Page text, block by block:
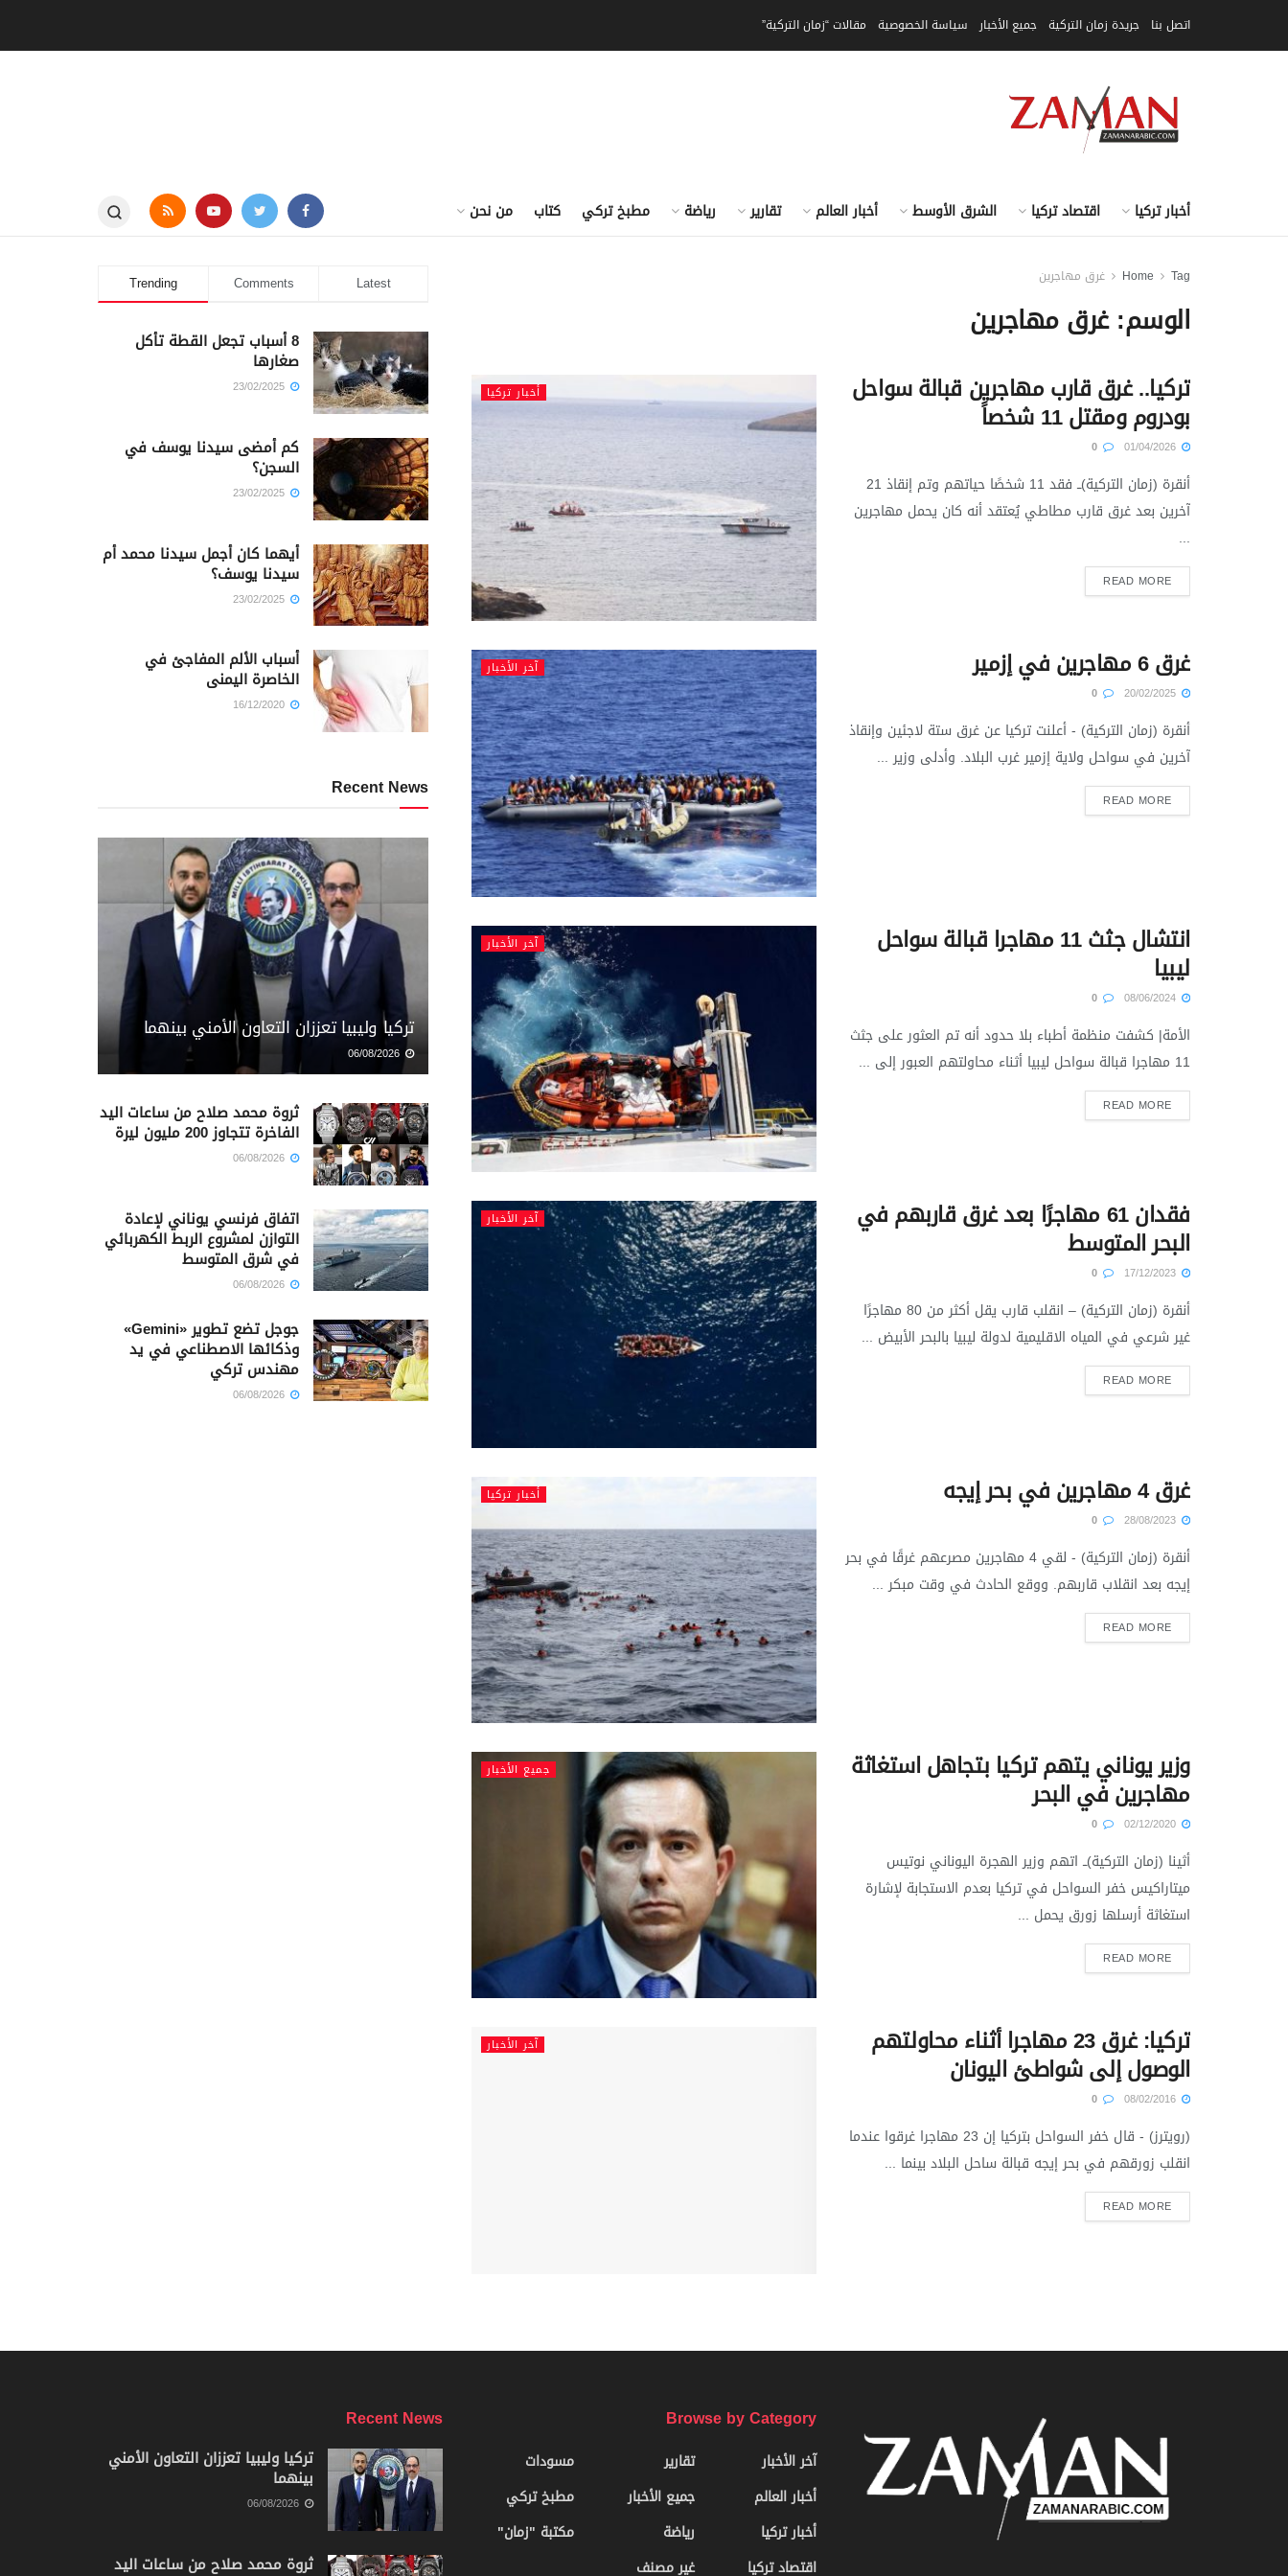
اتصل بنا جريدة زمان التركية جميع الأخبار سياسة الخصوصية مقالات “زمان التركية”
أخبار تركيا اقتصاد تركيا الشرق الأوسط أخبار العالم تقارير رياضة مطبخ تركي كتاب من نحن
Home Tag غرق مهاجرين
الوسم:غرق مهاجرين
أخبار تركيا تركيا.. غرق قارب مهاجرين قبالة سواحل
بودروم ومقتل 11 شخصاً
أنقرة (زمان التركية)ــ فقد 11 شخصًا حياتهم وتم إنقاذ 21
آخرين بعد غرق قارب مطاطي يُعتقد أنه كان يحمل مهاجرين
...
READ MORE
آخر الأخبار غرق 6 مهاجرين في إزمير
أنقرة (زمان التركية) - أعلنت تركيا عن غرق ستة لاجئين وإنقاذ
آخرين في سواحل ولاية إزمير غرب البلاد. وأدلى وزير ...
READ MORE
آخر الأخبار انتشال جثث 11 مهاجرا قبالة سواحل
ليبيا
الأمة| كشفت منظمة أطباء بلا حدود أنه تم العثور على جثث
11 مهاجرا قبالة سواحل ليبيا أثناء محاولتهم العبور إلى ...
READ MORE
آخر الأخبار فقدان 61 مهاجرًا بعد غرق قاربهم في
البحر المتوسط
أنقرة (زمان التركية) – انقلب قارب يقل أكثر من 80 مهاجرًا
غير شرعي في المياه الاقليمية لدولة ليبيا بالبحر الأبيض ...
READ MORE
أخبار تركيا غرق 4 مهاجرين في بحر إيجه
أنقرة (زمان التركية) - لقي 4 مهاجرين مصرعهم غرقًا في بحر
إيجه بعد انقلاب قاربهم. ووقع الحادث في وقت مبكر ...
READ MORE
جميع الأخبار وزير يوناني يتهم تركيا بتجاهل استغاثة
مهاجرين في البحر
أثينا (زمان التركية)ــ اتهم وزير الهجرة اليوناني نوتيس
ميتاراكيس خفر السواحل في تركيا بعدم الاستجابة لإشارة
استغاثة أرسلها زورق يحمل ...
READ MORE
آخر الأخبار تركيا: غرق 23 مهاجرا أثناء محاولتهم
الوصول إلى شواطئ اليونان
(رويترز) - قال خفر السواحل بتركيا إن 23 مهاجرا غرقوا عندما
انقلب زورقهم في بحر إيجه قبالة ساحل البلاد بينما ...
READ MORE
Trending Comments Latest
8 أسباب تجعل القطة تأكل
صغارها
كم أمضى سيدنا يوسف في
السجن؟
أيهما كان أجمل سيدنا محمد أم
سيدنا يوسف؟
أسباب الألم المفاجئ في
الخاصرة اليمنى
Recent News
تركيا وليبيا تعززان التعاون الأمني بينهما
ثروة محمد صلاح من ساعات اليد
الفاخرة تتجاوز 200 مليون ليرة
اتفاق فرنسي يوناني لإعادة
التوازن لمشروع الربط الكهربائي
في شرق المتوسط
جوجل تضع تطوير «Gemini»
وذكائها الاصطناعي في يد
مهندس تركي
Browse by Category
آخر الأخبار
أخبار العالم
أخبار تركيا
اقتصاد تركيا
تقارير
جميع الأخبار
رياضة
غير مصنف
مسودات
مطبخ تركي
مكتبة "زمان"
Recent News
تركيا وليبيا تعززان التعاون الأمني
بينهما
ثروة محمد صلاح من ساعات اليد